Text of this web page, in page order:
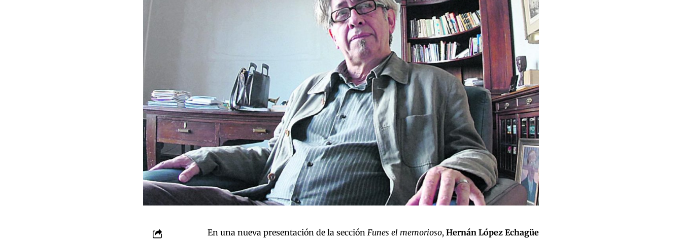
En una nueva presentación de la sección Funes el memorioso, Hernán López Echagüe